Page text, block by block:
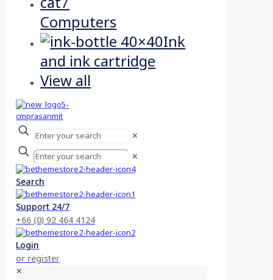
Computers
Ink
and ink cartridge
View all
✕
✕
Search
Support 24/7
+66 (0) 92 464 4124
Login
or register
✕